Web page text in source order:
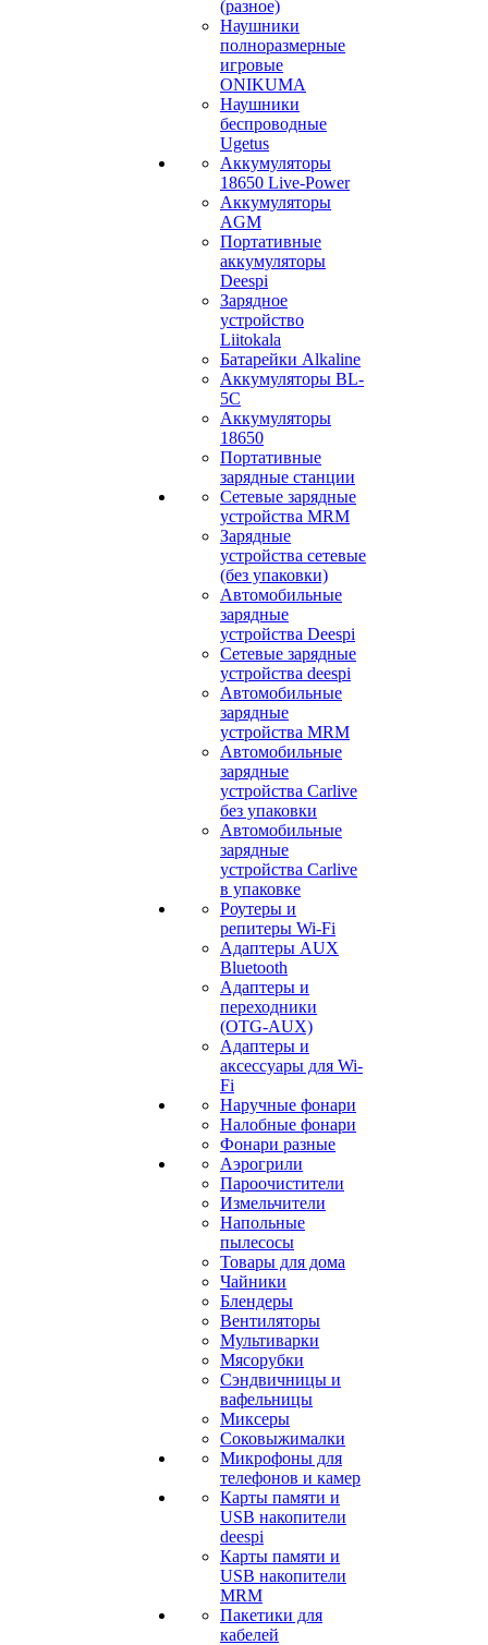
(разное)
Наушники
полноразмерные
игровые
ONIKUMA
Наушники
беспроводные
Ugetus
Аккумуляторы
18650 Live-Power
Аккумуляторы
АGM
Портативные
аккумуляторы
Deespi
Зарядное
устройство
Liitokala
Батарейки Alkaline
Аккумуляторы BL-
5C
Аккумуляторы
18650
Портативные
зарядные станции
Сетевые зарядные
устройства MRM
Зарядные
устройства сетевые
(без упаковки)
Автомобильные
зарядные
устройства Deespi
Сетевые зарядные
устройства deespi
Автомобильные
зарядные
устройства MRM
Автомобильные
зарядные
устройства Carlive
без упаковки
Автомобильные
зарядные
устройства Carlive
в упаковке
Роутеры и
репитеры Wi-Fi
Адаптеры AUX
Bluetooth
Адаптеры и
переходники
(OTG-AUX)
Адаптеры и
аксессуары для Wi-
Fi
Наручные фонари
Налобные фонари
Фонари разные
Аэрогрили
Пароочистители
Измельчители
Напольные
пылесосы
Товары для дома
Чайники
Блендеры
Вентиляторы
Мультиварки
Мясорубки
Сэндвичницы и
вафельницы
Миксеры
Соковыжималки
Микрофоны для
телефонов и камер
Карты памяти и
USB накопители
deespi
Карты памяти и
USB накопители
MRM
Пакетики для
кабелей